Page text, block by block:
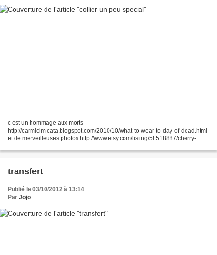
c est un hommage aux morts
http://carmicimicata.blogspot.com/2010/10/what-to-wear-to-day-of-dead.html
et de merveilleuses photos http://www.etsy.com/listing/58518887/cherry-
transfert
Publié le 03/10/2012 à 13:14
Par Jojo